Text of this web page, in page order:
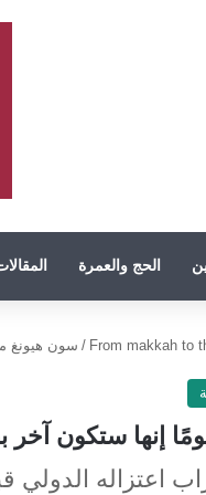
الحج والعمرة
From makkah to
/ سون هيونغ
إنها ستكون
اعتزاله الدولي